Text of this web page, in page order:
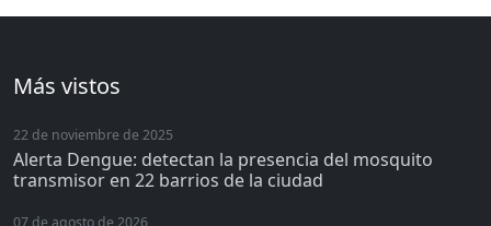
Más vistos
22 de noviembre de 2025
Alerta Dengue: detectan la presencia del mosquito
transmisor en 22 barrios de la ciudad